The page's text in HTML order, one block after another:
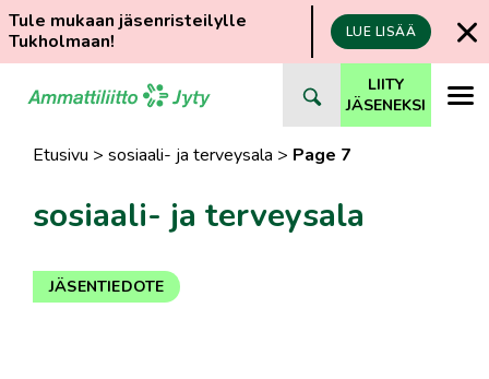
Tule mukaan jäsenristeilylle
Tukholmaan!
LUE LISÄÄ
suoraan
LIITY
JÄSENEKSI
Etusivu > sosiaali- ja terveysala > Page 7
sosiaali- ja terveysala
JÄSENTIEDOTE